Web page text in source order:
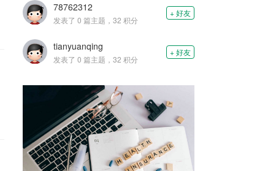
78762312
发表了 0 篇主题，32 积分
+ 好友
tianyuanqing
发表了 0 篇主题，32 积分
+ 好友